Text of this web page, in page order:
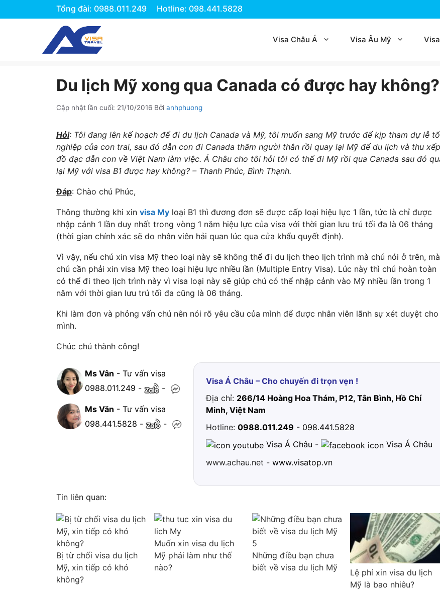
Tổng đài: 0988.011.249 Hotline: 098.441.5828
Visa Châu Á Visa Âu Mỹ
Du lịch Mỹ xong qua Canada có được hay không?
Cập nhật lần cuối: 21/10/2016 Bởi anhphuong
Hỏi: Tôi đang lên kế hoạch để đi du lịch Canada và Mỹ, tôi muốn sang Mỹ trước để kịp tham dự lễ
nghiệp của con trai, sau đó dẫn con đi Canada thăm người thân rồi quay lại Mỹ để du lịch và thu xếp
đồ đạc dẫn con về Việt Nam làm việc. Á Châu cho tôi hỏi tôi có thể đi Mỹ rồi qua Canada sau đó
lại Mỹ với visa B1 được hay không? – Thanh Phúc, Bình Thạnh.
Đáp: Chào chú Phúc,
Thông thường khi xin visa My loại B1 thì đương đơn sẽ được cấp loại hiệu lực 1 lần, tức là chỉ được
nhập cảnh 1 lần duy nhất trong vòng 1 năm hiệu lực của visa với thời gian lưu trú tối đa là 06 tháng
(thời gian chính xác sẽ do nhân viên hải quan lúc qua cửa khẩu quyết định).
Vì vậy, nếu chú xin visa Mỹ theo loại này sẽ không thể đi du lịch theo lịch trình mà chú nói ở trên, mà
chú cần phải xin visa Mỹ theo loại hiệu lực nhiều lần (Multiple Entry Visa). Lúc này thì chú hoàn toàn
có thể đi theo lịch trình này vì visa loại này sẽ giúp chú có thể nhập cảnh vào Mỹ nhiều lần trong 1
năm với thời gian lưu trú tối đa cũng là 06 tháng.
Khi làm đơn và phỏng vấn chú nên nói rõ yêu cầu của mình để được nhân viên lãnh sự xét duyệt cho
mình.
Chúc chú thành công!
Ms Vân - Tư vấn visa
0988.011.249 - -
Ms Văn - Tư vấn visa
098.441.5828 - -
Visa Á Châu – Cho chuyến đi trọn vẹn !
Địa chỉ: 266/14 Hoàng Hoa Thám, P12, Tân Bình, Hồ Chí
Minh, Việt Nam
Hotline: 0988.011.249 - 098.441.5828
Visa Á Châu -
Visa Á Châu
www.achau.net - www.visatop.vn
Tin liên quan:
Bị từ chối visa du lịch
Mỹ, xin tiếp có khó
không?
Muốn xin visa du lịch
Mỹ phải làm như thế
nào?
Những điều bạn chưa
biết về visa du lịch Mỹ
Lệ phí xin visa du lịch
Mỹ là bao nhiêu?